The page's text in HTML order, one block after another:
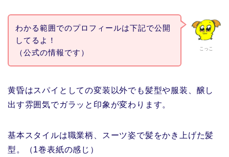
こっこ
わかる範囲でのプロフィールは下記で公開
してるよ！
（公式の情報です）
黄昏はスパイとしての変装以外でも髪型や服装、醸し
出す雰囲気でガラッと印象が変わります。
基本スタイルは職業柄、スーツ姿で髪をかき上げた髪
型。（1巻表紙の感じ）